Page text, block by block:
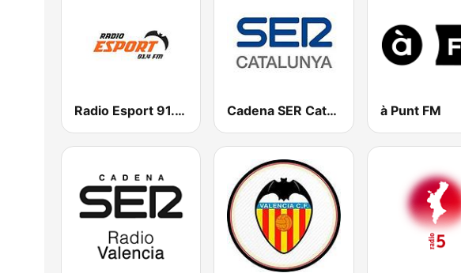
Radio Esport 91.4 FM Cadena SER Catalunya à Punt FM